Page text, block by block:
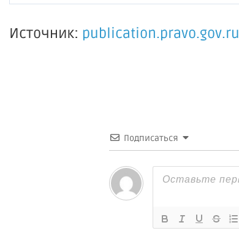
Источник: publication.pravo.gov.ru
Подписаться